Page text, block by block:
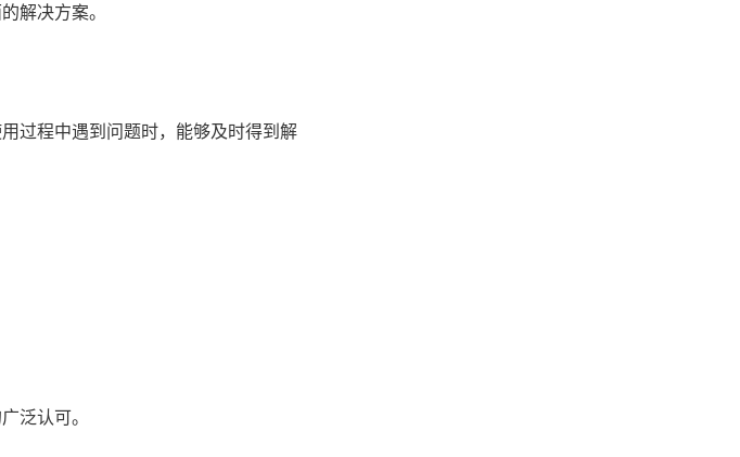
解决方案。
过程中遇到问题时，能够及时得到解
泛认可。